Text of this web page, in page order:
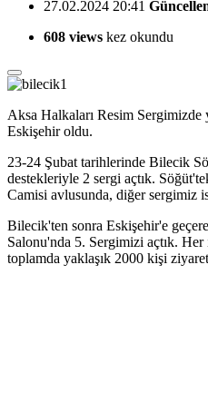
27.02.2024 20:41
608 views kez okundu
Aksa Halkaları Resim
Eskişehir oldu.
23-24 Şubat tarihlerinde Bilecik
destekleriyle 2 sergi açtık.
Camisi avlusunda, diğer sergimiz
Bilecik'ten sonra Eskişehir'e
Salonu'nda 5. Sergimizi açtık. Her
toplamda yaklaşık 2000 kişi